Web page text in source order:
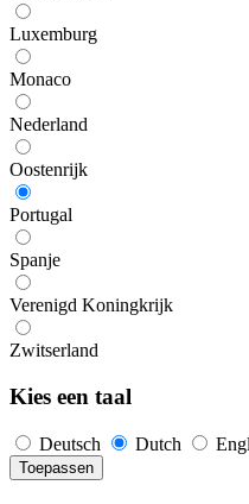
Luxemburg
Monaco
Nederland
Oostenrijk
Portugal
Spanje
Verenigd Koningkrijk
Zwitserland
Kies een taal
Deutsch Dutch
Toepassen